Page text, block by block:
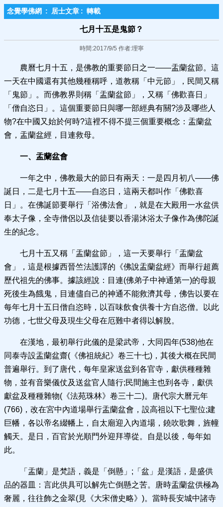
念覺學佛網 : 居士文章 : 轉載
七月十五是鬼節？
時間:2017/9/5 作者:理寧
農曆七月十五，是佛教的重要節日之一——盂蘭盆節。這
一天在中國還有其他幾種稱呼，道教稱「中元節」，民間又稱
「鬼節」。而佛教界則稱「盂蘭盆節」，又稱「佛歡喜日」
「僧自恣日」。這個重要節日與哪一部經典有關?涉及哪些人
物?在中國又始於何時?這裡不得不提三個重要概念：盂蘭盆
會，盂蘭盆經，目連救母。
一、盂蘭盆會
一年之中，佛教最大的節日有兩天：一是四月初八——佛
誕日，二是七月十五——自恣日，這兩天都叫作「佛歡喜
日」。在佛誕節要舉行「浴佛法會」，就是在大殿用一水盆供
奉太子像，全寺僧侶以及信徒要以香湯沐浴太子像作為佛陀誕
生的紀念。
七月十五又稱「盂蘭盆節」，這一天要舉行「盂蘭盆
會」，這是根據西晉竺法護譯的《佛說盂蘭盆經》而舉行超薦
歷代祖先的佛事。據該經說：目連(佛弟子中神通第一)的母親
死後生為餓鬼，目連儘自己的神通不能救濟其母，佛告以要在
每年七月十五日僧自恣時，以百味飲食供養十方自恣僧。以此
功德，七世父母及現生父母在厄難中者得以解脫。
在漢地，最初舉行此儀的是梁武帝，大同四年(538)他在
同泰寺設盂蘭盆齋(《佛祖統紀》卷三十七)，其後大概在民間
普遍舉行。到了唐代，每年皇家送盆到各官寺，獻供種種雜
物，並有音樂儀仗及送盆官人隨行;民間施主也到各寺，獻供
獻盆及種種雜物(《法苑珠林》卷三十二)。唐代宗大曆元年
(766)，改在宮中內道場舉行盂蘭盆會，設高祖以下七聖位;建
巨幡，各以帝名綴幡上，自太廟迎入內道場，鐃吹歌舞，旌幢
觸天。是日，百官於光順門外迎拜導從。自是以後，每年如
此。
「盂蘭」是梵語，義是「倒懸」;「盆」是漢語，是盛供
品的器皿：言此供具可以解先亡倒懸之苦。唐時盂蘭盆供極為
奢麗，往往飾之金翠(見《大宋僧史略》)。當時長安城中諸寺